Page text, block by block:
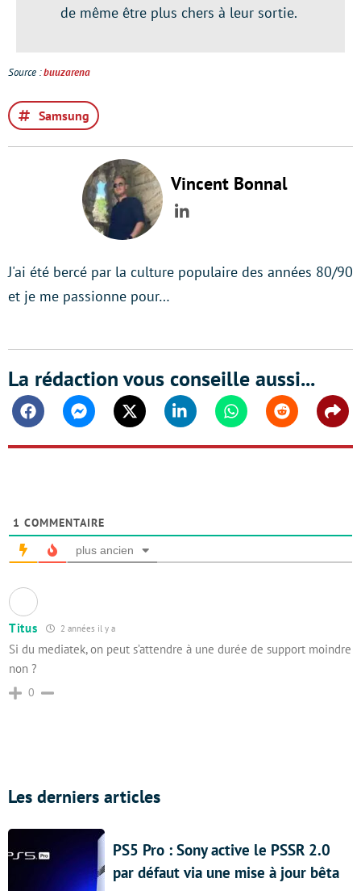
de même être plus chers à leur sortie.
Source :buuzarena
Samsung
Vincent Bonnal
LinkedIn
J'ai été bercé par la culture populaire des années 80/90
et je me passionne pour…
La rédaction vous conseille aussi...
FacebookMessengerTwitter Linkedin WhatsappReddit
1 COMMENTAIRE
plus ancien
Titus 2 années il y a
Si du mediatek, on peut s’attendre à une durée de support moindre
non ?
0
Les derniers articles
PS5 Pro : Sony active le PSSR 2.0
par défaut via une mise à jour bêta